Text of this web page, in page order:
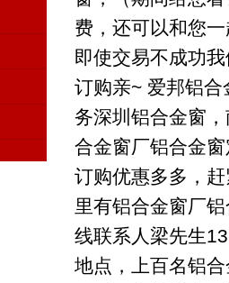
费，还可以和您
即使交易不成功
订购亲~ 爱邦铝
务深圳铝合金窗
合金窗厂铝合金
订购优惠多多，
里有铝合金窗厂
线联系人梁先生
地点，上百名铝